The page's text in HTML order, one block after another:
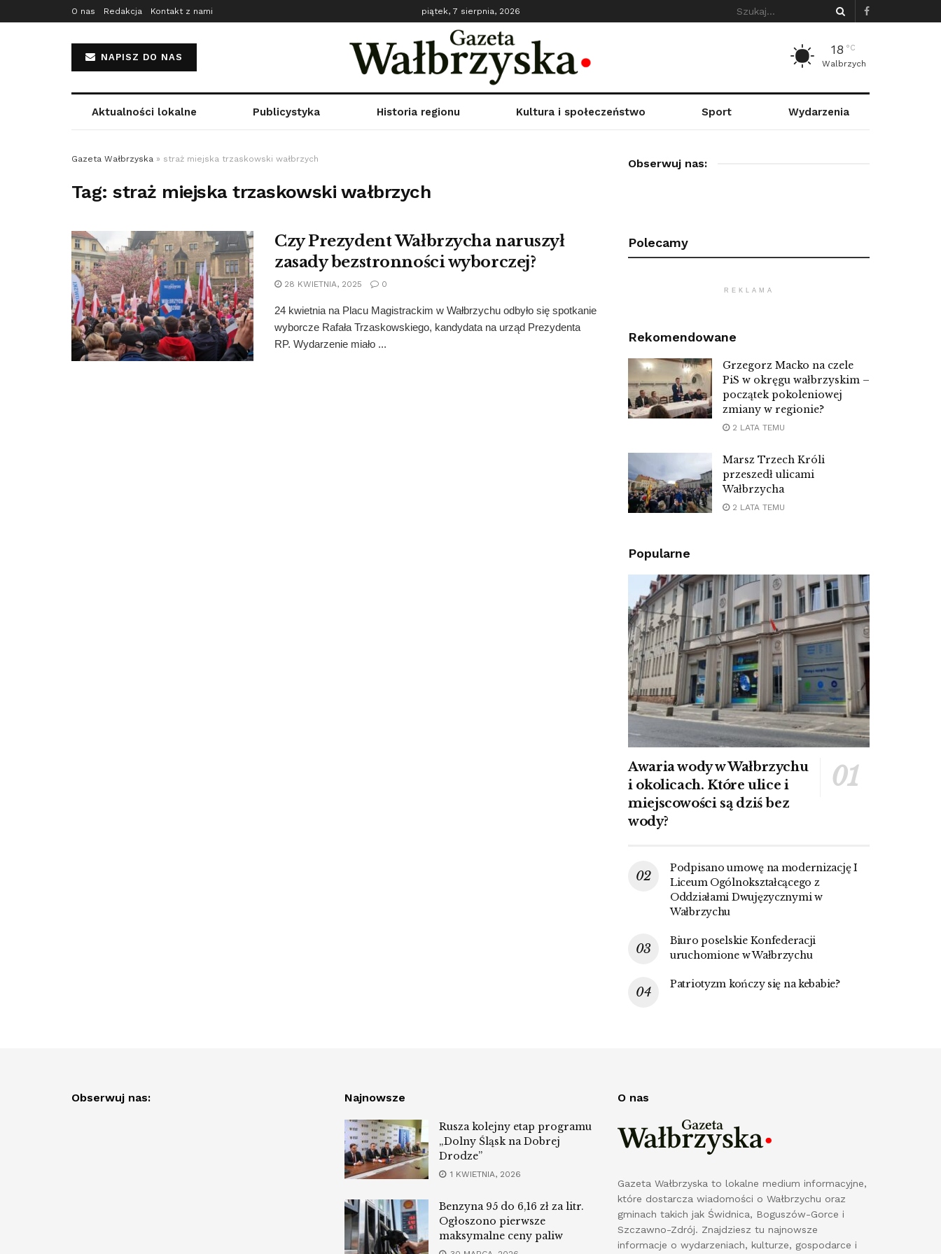
O nas Redakcja Kontakt z nami piątek, 7 sierpnia, 2026
NAPISZ DO NAS
18 °C
Walbrzych
Aktualności lokalne Publicystyka Historia regionu Kultura i społeczeństwo Sport Wydarzenia
Gazeta Wałbrzyska » straż miejska trzaskowski wałbrzych
Tag:straż miejska trzaskowski wałbrzych
Czy Prezydent Wałbrzycha naruszył
zasady bezstronności wyborczej?
28 KWIETNIA, 2025 0
24 kwietnia na Placu Magistrackim w Wałbrzychu odbyło się spotkanie
wyborcze Rafała Trzaskowskiego, kandydata na urząd Prezydenta
RP. Wydarzenie miało ...
Obserwuj nas:
Polecamy
REKLAMA
Rekomendowane
Grzegorz Macko na czele
PiS w okręgu wałbrzyskim –
początek pokoleniowej
zmiany w regionie?
2 LATA TEMU
Marsz Trzech Króli
przeszedł ulicami
Wałbrzycha
2 LATA TEMU
Popularne
Awaria wody w Wałbrzychu
i okolicach. Które ulice i
miejscowości są dziś bez
wody?
Podpisano umowę na modernizację I
Liceum Ogólnokształcącego z
Oddziałami Dwujęzycznymi w
Wałbrzychu
Biuro poselskie Konfederacji
uruchomione w Wałbrzychu
Patriotyzm kończy się na kebabie?
Obserwuj nas: Najnowsze
Rusza kolejny etap programu
„Dolny Śląsk na Dobrej
Drodze”
1 KWIETNIA, 2026
Benzyna 95 do 6,16 zł za litr.
Ogłoszono pierwsze
maksymalne ceny paliw
O nas
Gazeta Wałbrzyska to lokalne medium informacyjne,
które dostarcza wiadomości o Wałbrzychu oraz
gminach takich jak Świdnica, Boguszów-Gorce i
Szczawno-Zdrój. Znajdziesz tu najnowsze
informacje o wydarzeniach, kulturze, gospodarce i